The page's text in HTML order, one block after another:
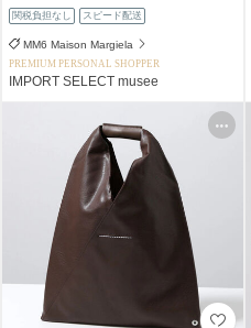
関税負担なし スピード配送
MM6 Maison Margiela
PREMIUM PERSONAL SHOPPER
IMPORT SELECT musee